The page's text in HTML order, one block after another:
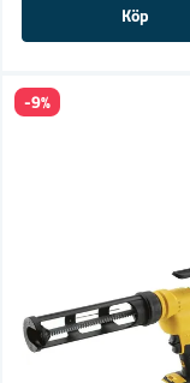
Köp
-9%